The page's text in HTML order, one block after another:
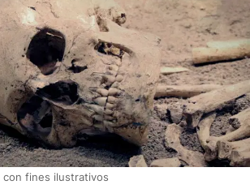
con fines ilustrativos